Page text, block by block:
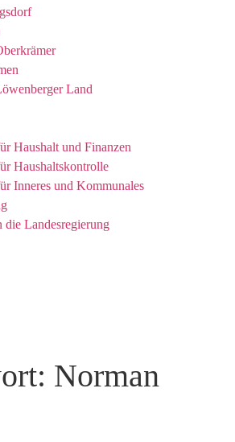
Land
Haushalt und Finanzen
Haushaltskontrolle
Inneres und Kommunales
die Landesregierung
Norman